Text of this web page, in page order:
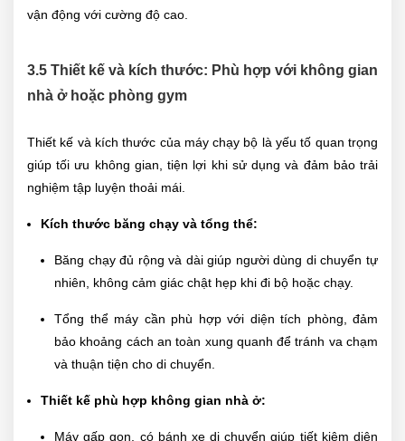
vận động với cường độ cao.
3.5 Thiết kế và kích thước: Phù hợp với không gian
nhà ở hoặc phòng gym
Thiết kế và kích thước của máy chạy bộ là yếu tố quan trọng
giúp tối ưu không gian, tiện lợi khi sử dụng và đảm bảo trải
nghiệm tập luyện thoải mái.
Kích thước băng chạy và tổng thể:
Băng chạy đủ rộng và dài giúp người dùng di chuyển tự
nhiên, không cảm giác chật hẹp khi đi bộ hoặc chạy.
Tổng thể máy cần phù hợp với diện tích phòng, đảm
bảo khoảng cách an toàn xung quanh để tránh va chạm
và thuận tiện cho di chuyển.
Thiết kế phù hợp không gian nhà ở:
Máy gấp gọn, có bánh xe di chuyển giúp tiết kiệm diện